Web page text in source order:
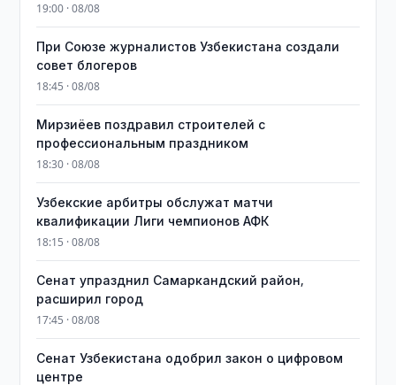
19:00 · 08/08
При Союзе журналистов Узбекистана создали
совет блогеров
18:45 · 08/08
Мирзиёев поздравил строителей с
профессиональным праздником
18:30 · 08/08
Узбекские арбитры обслужат матчи
квалификации Лиги чемпионов АФК
18:15 · 08/08
Сенат упразднил Самаркандский район,
расширил город
17:45 · 08/08
Сенат Узбекистана одобрил закон о цифровом
центре